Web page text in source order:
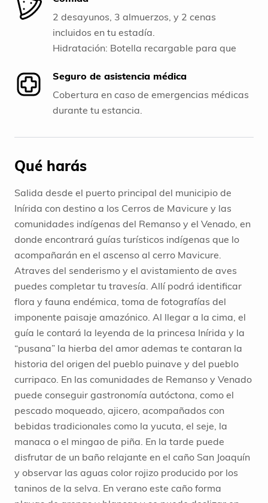
2 desayunos, 3 almuerzos, y 2 cenas
incluidos en tu estadía.
Hidratación: Botella recargable para que
tus actividades y mantener tu hidratación.
Seguro de asistencia médica
Cobertura en caso de emergencias médicas
durante tu estancia.
Qué harás
Salida desde el puerto principal del municipio de
Inírida con destino a los Cerros de Mavicure y las
comunidades indígenas del Remanso y el Venado, en
donde encontrará guías turísticos indígenas que lo
acompañarán en el ascenso al cerro Mavicure.
Atraves del senderismo y el avistamiento de aves
puedes completar tu travesía. Allí podrá identificar
flora y fauna endémica, toma de fotografías del
imponente paisaje amazónico. Al llegar a la cima, el
guía le contará la leyenda de la princesa Inírida y la
“pusana” la hierba del amor ademas te contaran la
historia del origen del pueblo puinave y del pueblo
curripaco. En las comunidades de Remanso y Venado
puede conseguir gastronomía autóctona, como el
pescado moqueado, ajicero, acompañados con
bebidas tradicionales como la yucuta, el seje, la
manaca o el mingao de piña. En la tarde puede
disfrutar de un baño relajante en el caño San Joaquín
y observar las aguas color rojizo producido por los
taninos de la selva. En verano este caño forma